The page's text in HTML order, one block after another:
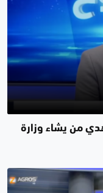
من يشاء وزارة